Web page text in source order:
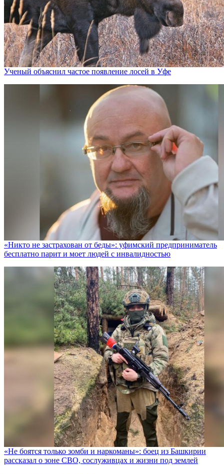
Ученый объяснил частое появление лосей в Уфе
«Никто не заcтрахован от беды»: уфимский предприниматель
бесплатно парит и моет людей с инвалидностью
«Не боятся только зомби и наркоманы»: боец из Башкирии
рассказал о зоне СВО, сослуживцах и жизни под землей